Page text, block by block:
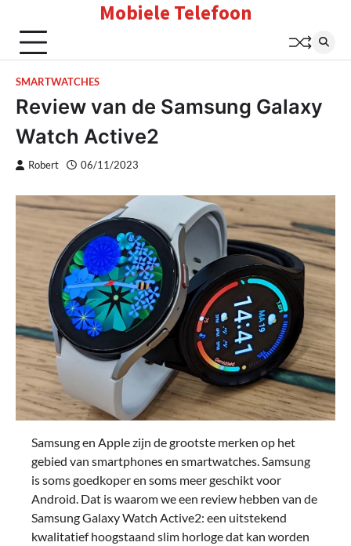
content
Mobiele Telefoon
SMARTWATCHES
Review van de Samsung Galaxy
Watch Active2
Robert 06/11/2023
Samsung en Apple zijn de grootste merken op het
gebied van smartphones en smartwatches. Samsung
is soms goedkoper en soms meer geschikt voor
Android. Dat is waarom we een review hebben van de
Samsung Galaxy Watch Active2: een uitstekend
kwalitatief hoogstaand slim horloge dat kan worden